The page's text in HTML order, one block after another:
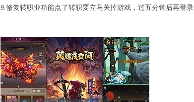
9.修复转职业功能点了转职要立马关掉游戏，过五分钟后再登录